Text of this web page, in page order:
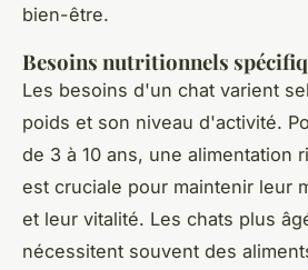
bien-être.
Besoins nutritionnels
Les besoins d'un chat varient
poids et son niveau d'activité.
de 3 à 10 ans, une alimentation
est cruciale pour maintenir leur
et leur vitalité. Les chats plus
nécessitent souvent des